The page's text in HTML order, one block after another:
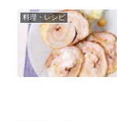
料理・レシピ